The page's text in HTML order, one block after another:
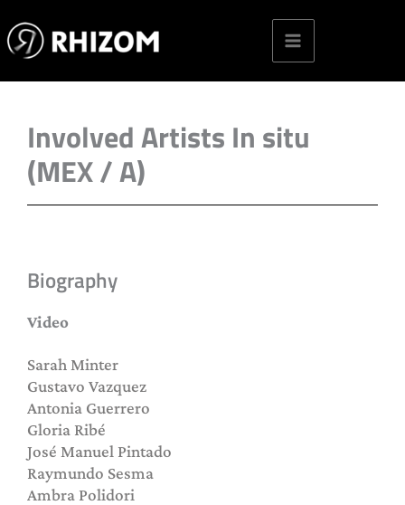
to
content
Involved Artists In situ
(MEX / A)
Biography
Video
Sarah Minter
Gustavo Vazquez
Antonia Guerrero
Gloria Ribé
José Manuel Pintado
Raymundo Sesma
Ambra Polidori